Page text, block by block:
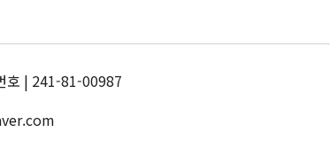
| 241-81-00987